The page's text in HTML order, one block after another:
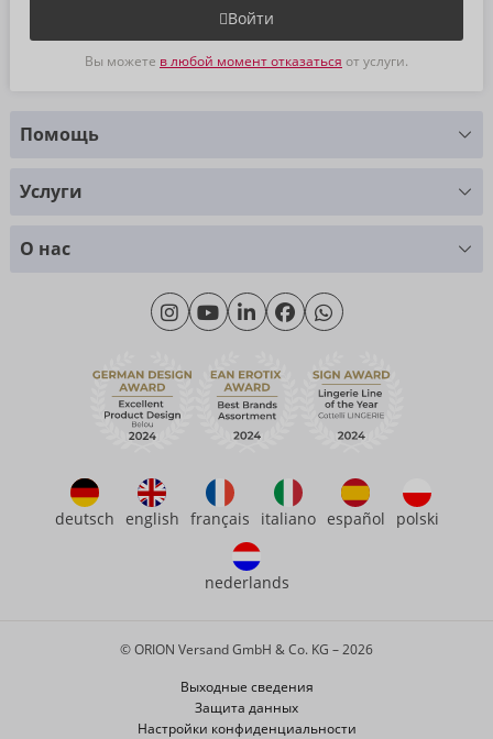
Войти
Вы можете в любой момент отказаться от услуги.
Помощь
Monday - Thursday: 09:00am - 04:00pm
Friday: 09:00am - 3:00pm (CET/CEST)
Контакт
Часто задаваемые вопросы (ЧаВо)
Услуги
О нас
О нас
Продолжительность
eroFame
deutsch english français italiano español polski
nederlands
Выходные сведения
Защита данных
Настройки конфиденциальности
© ORION Versand GmbH & Co. KG – 2026